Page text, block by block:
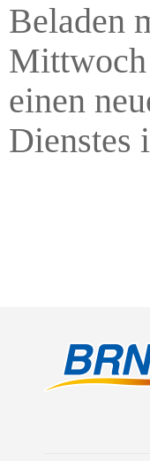
Beladen
Mittwoch
einen
Dienstes